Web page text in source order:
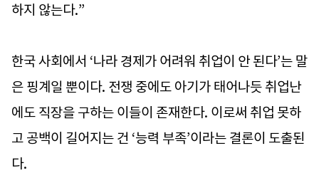
하지 않는다.”
한국 사회에서 ‘나라 경제가 어려워 취업이 안 된다’는 말
은 핑계일 뿐이다. 전쟁 중에도 아기가 태어나듯 취업난
에도 직장을 구하는 이들이 존재한다. 이로써 취업 못하
고 공백이 길어지는 건 ‘능력 부족’이라는 결론이 도출된
다.